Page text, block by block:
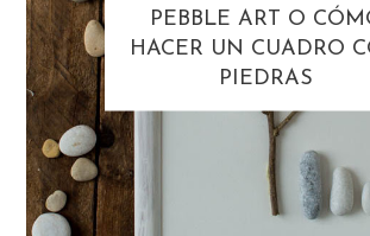
PEBBLE ART O
HACER UN CUADRO
PIEDRAS